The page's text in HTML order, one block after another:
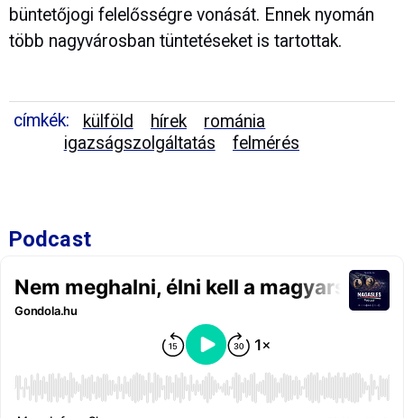
büntetőjogi felelősségre vonását. Ennek nyomán
több nagyvárosban tüntetéseket is tartottak.
címkék: külföld hírek
románia
igazságszolgáltatás
felmérés
Podcast